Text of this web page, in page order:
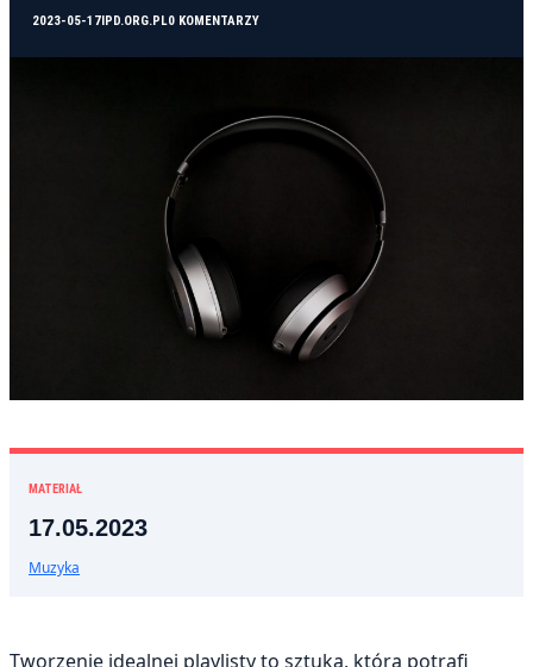
2023-05-17 IPD.ORG.PL0 KOMENTARZY
MATERIAŁ
17.05.2023
Muzyka
Tworzenie idealnej playlisty to sztuka, która potrafi